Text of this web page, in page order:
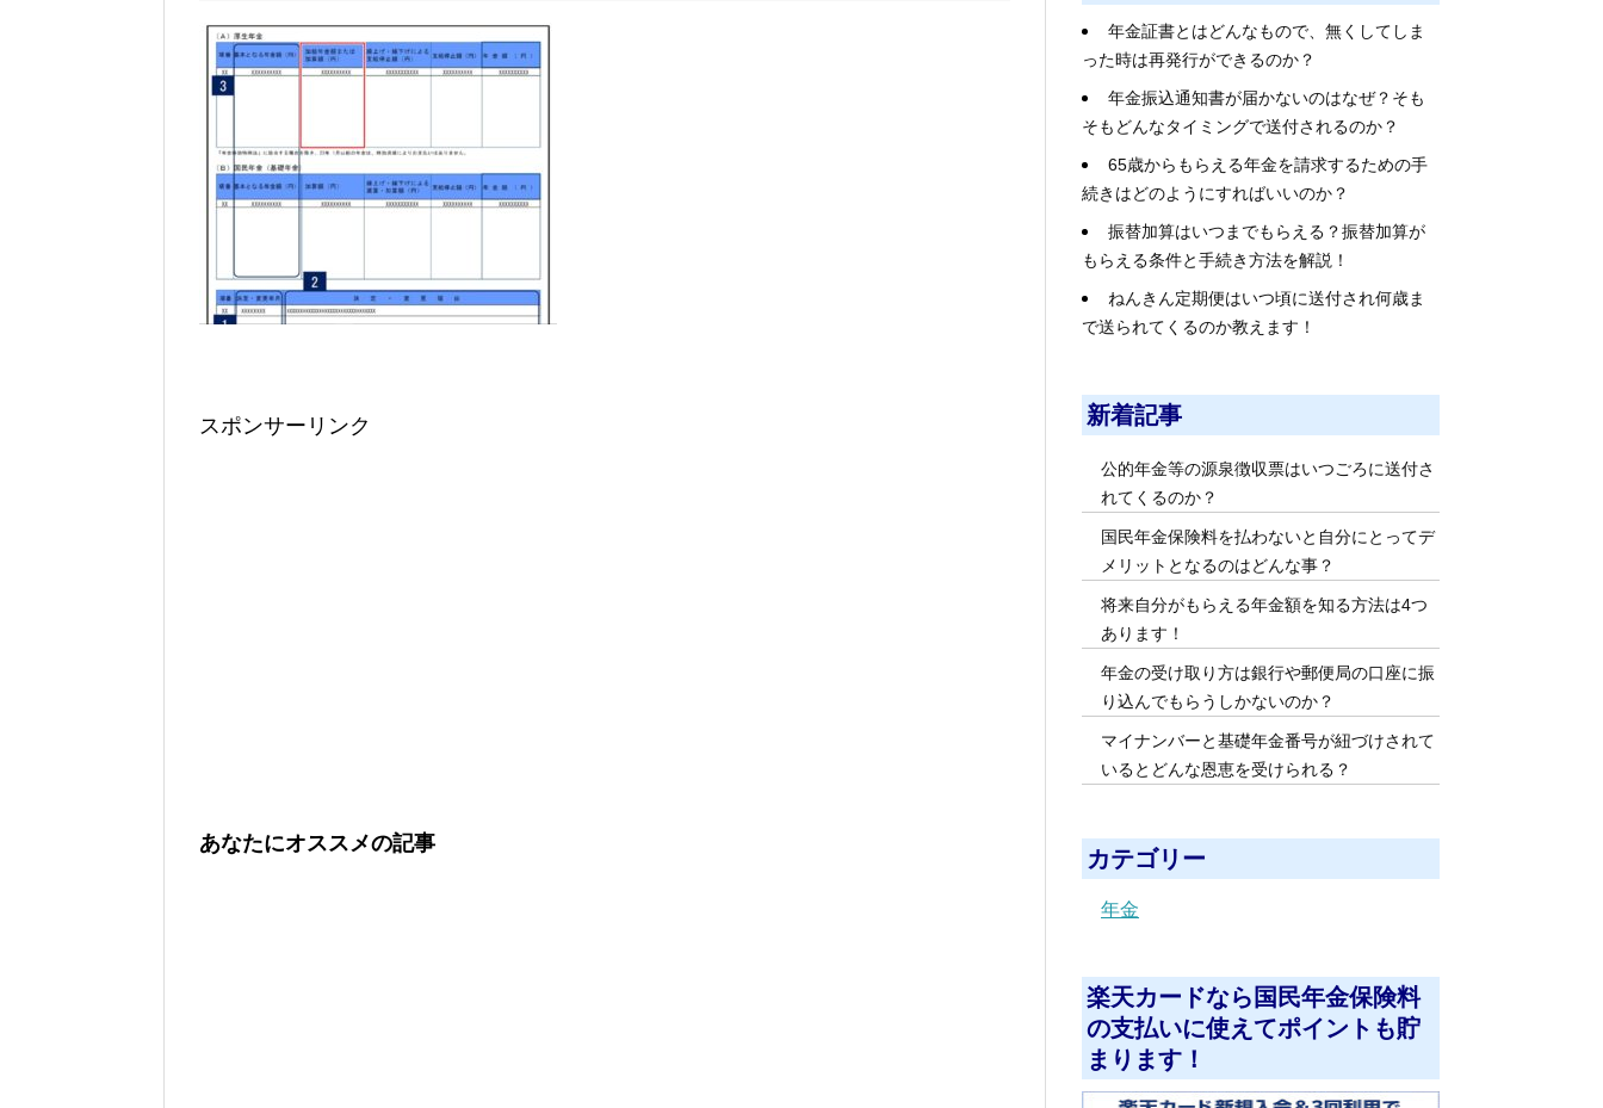
スポンサーリンク
あなたにオススメの記事
年金証書とはどんなもので、無くしてしま
った時は再発行ができるのか？
年金振込通知書が届かないのはなぜ？そも
そもどんなタイミングで送付されるのか？
65歳からもらえる年金を請求するための手
続きはどのようにすればいいのか？
振替加算はいつまでもらえる？振替加算が
もらえる条件と手続き方法を解説！
ねんきん定期便はいつ頃に送付され何歳ま
で送られてくるのか教えます！
新着記事
公的年金等の源泉徴収票はいつごろに送付さ
れてくるのか？
国民年金保険料を払わないと自分にとってデ
メリットとなるのはどんな事？
将来自分がもらえる年金額を知る方法は4つ
あります！
年金の受け取り方は銀行や郵便局の口座に振
り込んでもらうしかないのか？
マイナンバーと基礎年金番号が紐づけされて
いるとどんな恩恵を受けられる？
カテゴリー
年金
楽天カードなら国民年金保険料
の支払いに使えてポイントも貯
まります！